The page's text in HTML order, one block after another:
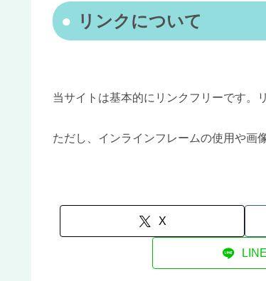
リンクについて
当サイトは基本的にリンクフリーです。
ただし、インラインフレームの使用や画
X
LINE